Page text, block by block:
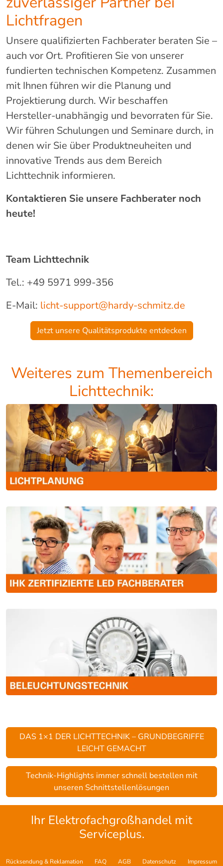
Lichtfragen
Unsere qualifizierten Fachberater beraten Sie –
auch vor Ort. Profitieren Sie von unserer
fundierten technischen Kompetenz. Zusammen
mit Ihnen führen wir die Planung und
Projektierung durch. Wir beschaffen
Hersteller-unabhängig und bevorraten für Sie.
Wir führen Schulungen und Seminare durch, in
denen wir Sie über Produktneuheiten und
innovative Trends aus dem Bereich
Lichttechnik informieren.
Kontaktieren Sie unsere Fachberater noch
heute!
Team Lichttechnik
Tel.: +49 5971 999-356
E-Mail: licht-support@hardy-schmitz.de
Jetzt unsere Qualitätsprodukte entdecken
Weiteres zum Themenbereich
Lichttechnik:
DAS 1×1 DER LICHTTECHNIK – GRUNDBEGRIFFE
LEICHT GEMACHT
Technik-Highlights immer schnell bestellen mit
unseren Schnittstellenlösungen
Ihr Elektrofachgroßhandel mit
Serviceplus.
Rücksendung & Reklamation FAQ AGB Datenschutz Impressum